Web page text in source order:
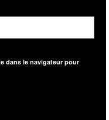
dans le navigateur pour